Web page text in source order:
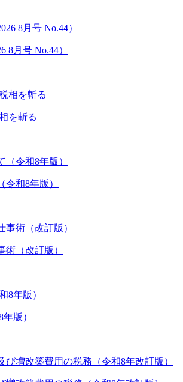
8月号 No.44）
を斬る
和8年版）
術（改訂版）
版）